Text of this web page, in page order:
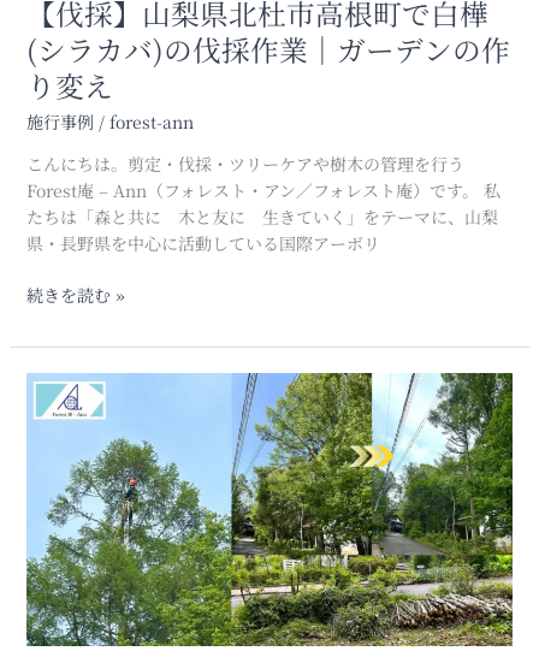
【伐採】山梨県北杜市高根町で白樺
(シラカバ)の伐採作業｜ガーデンの作
り変え
施行事例 / forest-ann
こんにちは。剪定・伐採・ツリーケアや樹木の管理を行う
Forest庵 – Ann（フォレスト・アン／フォレスト庵）です。 私
たちは「森と共に 木と友に 生きていく」をテーマに、山梨
県・長野県を中心に活動している国際アーボリ
樺
(シ
ラ
カ
バ)
の
伐
採
業
ガ
ー
ン
え
続きを読む »
【剪
定】
市
大
泉
町